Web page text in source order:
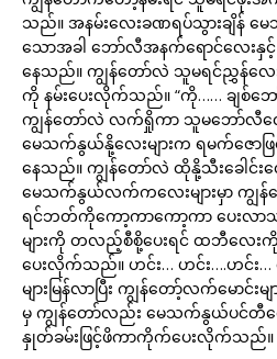
သည်။ အနမ်းလေးခဏရပ်သွားချိန်
သောအခါ ဘော်လီအနက်ရောင်လေး
နေသည်။ ကျွန်တော်လဲ သူမရင်ညွှန်လေးပ
ကို နမ်းပေးလိုက်သည်။ “ကို…… ချစ်ဘ
ကျွန်တော်လဲ လက်ရှိုကာ သူမဘော်လီ
မေသက်နွယ်နို့လေးများက ရမက်ဇောဖ
နေသည်။ ကျွန်တော်လဲ ထိုနို့သီးခေါင်းလ
မေသက်နွယ်လက်ကလေးများမှာ ကျွန်
ရင်ဘတ်ကိုကော့ကာကော့ကာ ပေးလာသ
များကို တလည့်စီစို့ပေးရင် ထဘီလေး
ပေးလိုက်သည်။ ဟင်း… ဟင်း….ဟင်
များမြန်လာပြီး ကျွန်တော့်လက်မောင်
မှ ကျွန်တော်လည်း မေသက်နွယ်ပင်တီလ
နှုတ်ခမ်းဖြင့်ဖိကာကိုက်ပေးလိုက်သည်။